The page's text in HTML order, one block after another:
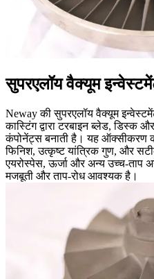
सुपरएलॉय वैक्यूम
Neway की सुपरएलॉय वैक्यूम
कास्टिंग द्वारा टरबाइन ब्लेड,
कंपोनेंट्स बनाती है। यह ऑक्सीकरण
फिनिश, उत्कृष्ट यांत्रिक गुण, और
एयरोस्पेस, ऊर्जा और अन्य उच्च-ताप
मजबूती और ताप-रोध आवश्यक है।